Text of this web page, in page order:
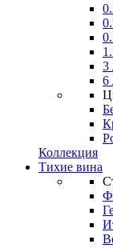
3
6
Коллекция
Тихие вина